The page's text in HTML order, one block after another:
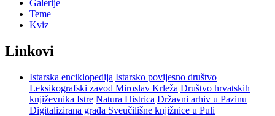
Galerije
Teme
Kviz
Linkovi
Istarska enciklopedija Istarsko povijesno društvo
Leksikografski zavod Miroslav Krleža Društvo hrvatskih
književnika Istre Natura Histrica Državni arhiv u Pazinu
Digitalizirana građa Sveučilišne knjižnice u Puli